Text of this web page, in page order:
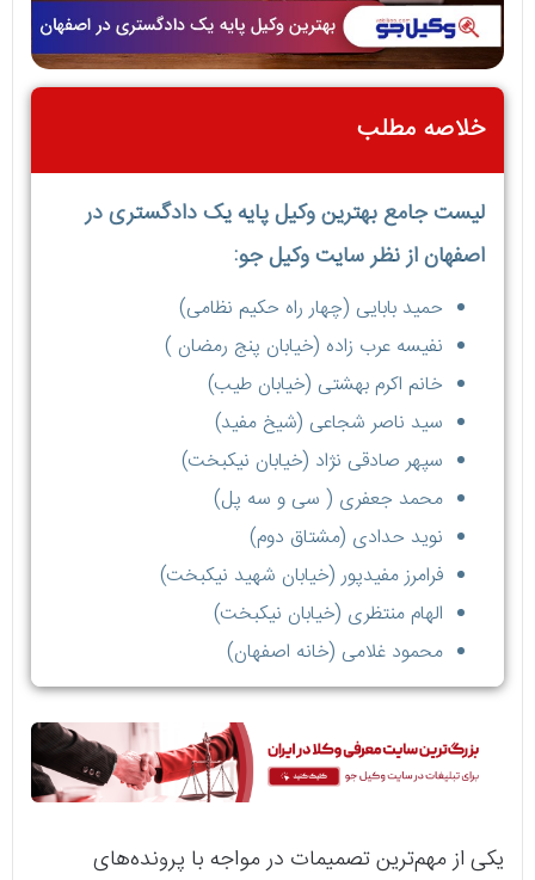
خلاصه مطلب
لیست جامع بهترین وکیل پایه یک دادگستری در
اصفهان از نظر سایت وکیل جو:
حمید بابایی (چهار راه حکیم نظامی)
نفیسه عرب زاده (خیابان پنج رمضان )
خانم اکرم بهشتی (خیابان طیب)
سید ناصر شجاعی (شیخ مفید)
سپهر صادقی نژاد (خیابان نیکبخت)
محمد جعفری ( سی و سه پل)
نوید حدادی (مشتاق دوم)
فرامرز مفیدپور (خیابان شهید نیکبخت)
الهام منتظری (خیابان نیکبخت)
محمود غلامی (خانه اصفهان)
یکی از مهم‌ترین تصمیمات در مواجه با پرونده‌های